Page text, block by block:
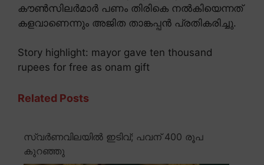
കൗൺസിലർമാർ പണം തിരികെ നൽകിയെന്നത്
കളവാണെന്നും അജിത താങ്കപ്പൻ പ്രതികരിച്ചു.
Story highlight: mayor gave ten thousand
rupees for free as onam gift
Related Posts
സ്വർണവിലയിൽ ഇടിവ്; പവന് 400 രൂപ
കുറഞ്ഞു